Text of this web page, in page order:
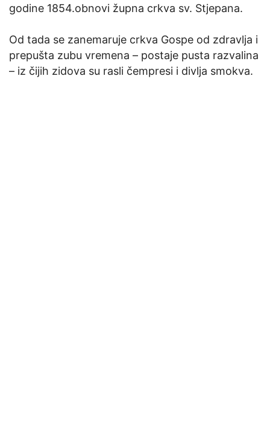
godine 1854.obnovi župna crkva sv. Stjepana.
Od tada se zanemaruje crkva Gospe od zdravlja i
prepušta zubu vremena – postaje pusta razvalina
– iz čijih zidova su rasli čempresi i divlja smokva.